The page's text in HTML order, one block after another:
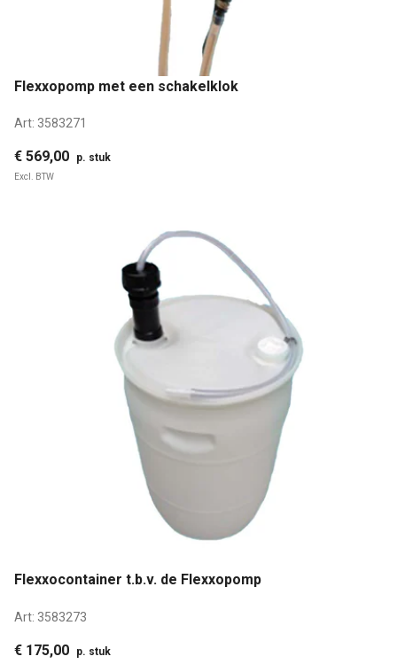
Flexxopomp met een schakelklok
Art: 3583271
€ 569,00 p. stuk
Excl. BTW
Flexxocontainer t.b.v. de Flexxopomp
Art: 3583273
€ 175,00 p. stuk